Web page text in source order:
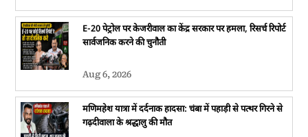
E-20 पेट्रोल पर केजरीवाल का केंद्र सरकार पर हमला, रिसर्च रिपोर्ट
सार्वजनिक करने की चुनौती
Aug 6, 2026
मणिमहेश यात्रा में दर्दनाक हादसा: चंबा में पहाड़ी से पत्थर गिरने से
गढ़दीवाला के श्रद्धालु की मौत